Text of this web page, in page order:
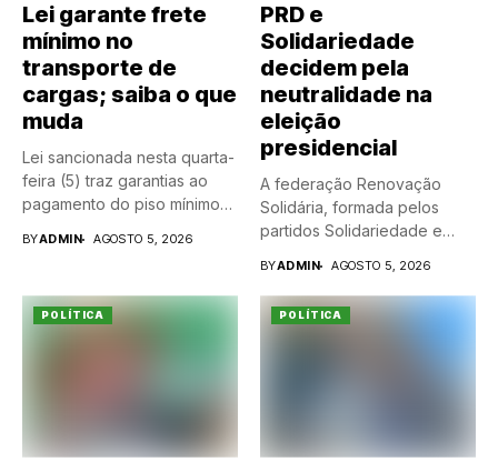
Lei garante frete
mínimo no
transporte de
cargas; saiba o que
muda
Lei sancionada nesta quarta-
feira (5) traz garantias ao
pagamento do piso mínimo
BYADMIN AGOSTO 5, 2026
PRD e
Solidariedade
decidem pela
neutralidade na
eleição
presidencial
A federação Renovação
Solidária, formada pelos
partidos Solidariedade e
BYADMIN AGOSTO 5, 2026
POLÍTICA POLÍTICA